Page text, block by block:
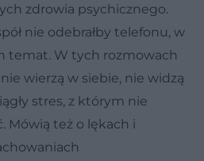
zdrowia psychicznego.
nie odebrałby telefonu, w
temat. W tych rozmowach
wierzą w siebie, nie widzą
stres, z którym nie
Mówią też o lękach i